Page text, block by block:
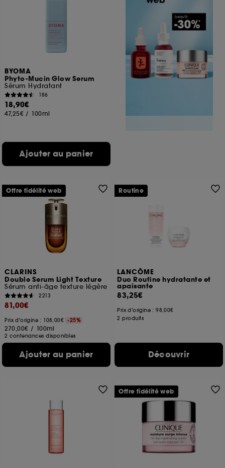
BYOMA
Phyto-Mucin Glow Serum
Sérum Hydratant
186
18,90€
47,25€ / 100ml
Ajouter au panier
CLARINS
Double Serum Light Texture
Sérum anti-âge texture légère
2213
81,00€
Prix d'origine : 108,00€ -25%
270,00€ / 100ml
2 contenances disponibles
Ajouter au panier
Offre fidélité web
LANCÔME
Duo Routine hydratante et
apaisante
83,25€
Prix d'origine :98,00€
2 produits
Découvrir
Routine
Offre fidélité web